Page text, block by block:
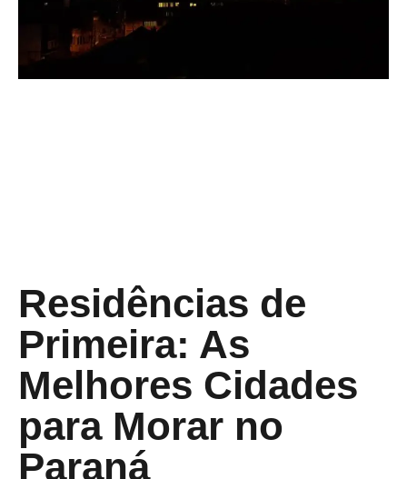
Residências de
Primeira: As
Melhores Cidades
para Morar no
Paraná